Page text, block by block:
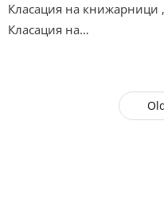
Класация на книжарници
Класация на…